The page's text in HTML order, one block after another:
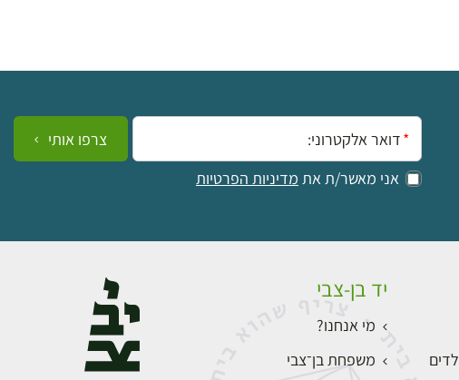
אימייל:
אני מאשר/ת את מדיניות הפרטיות
צרפו אותי
יד בן-צבי
מי אנחנו?
משפחת בן־צבי